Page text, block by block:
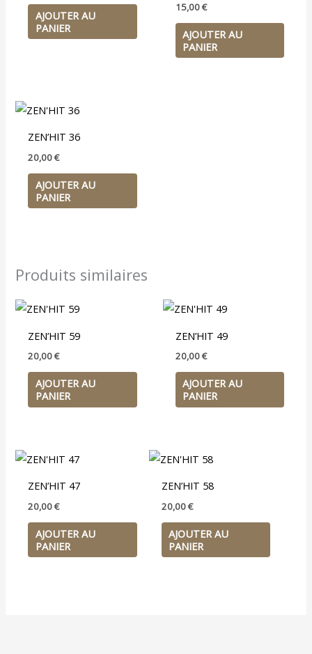
AJOUTER AU
PANIER
15,00€
AJOUTER AU
PANIER
ZEN’HIT 36
20,00€
AJOUTER AU
PANIER
Produits similaires
ZEN’HIT 59
20,00€
AJOUTER AU
PANIER
ZEN’HIT 49
20,00€
AJOUTER AU
PANIER
ZEN’HIT 47
20,00€
AJOUTER AU
PANIER
ZEN’HIT 58
20,00€
AJOUTER AU
PANIER